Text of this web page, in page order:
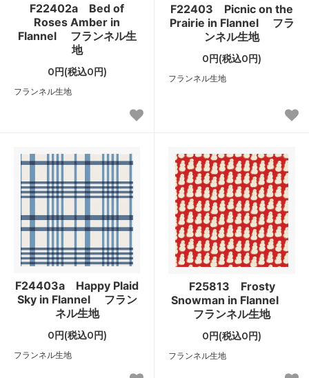
F22402a Bed of
Roses Amber in
Flannel フランネル生
地
0円(税込0円)
フランネル生地
F22403 Picnic on the
Prairie in Flannel フラ
ンネル生地
0円(税込0円)
フランネル生地
F24403a Happy Plaid
Sky in Flannel フラン
ネル生地
0円(税込0円)
フランネル生地
F25813 Frosty
Snowman in Flannel
フランネル生地
0円(税込0円)
フランネル生地